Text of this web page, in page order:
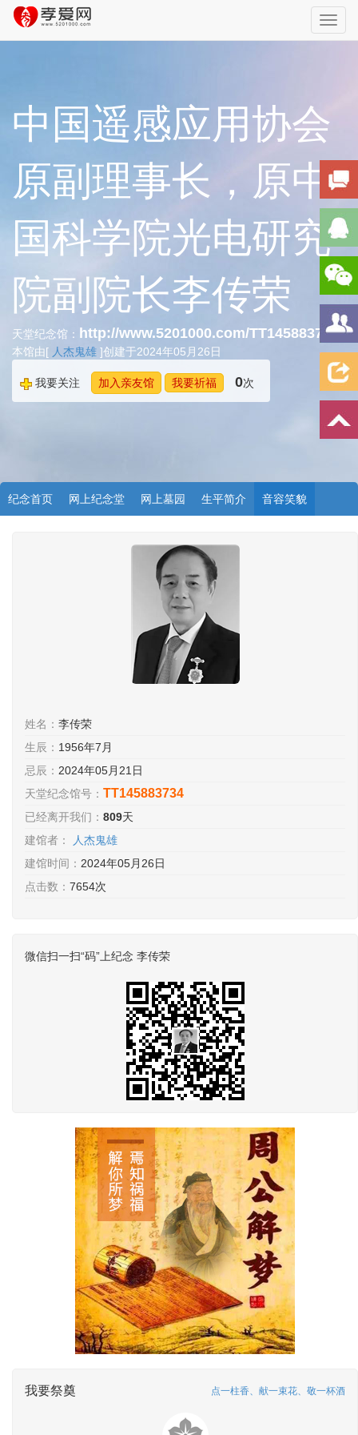
中国遥感应用协会
原副理事长，原中
国科学院光电研究
院副院长李传荣
天堂纪念馆： http://www.5201000.com/TT145883734
本馆由[ 人杰鬼雄 ]创建于2024年05月26日
我要关注 加入亲友馆 我要祈福 0次
纪念首页 网上纪念堂 网上墓园 生平简介 音容笑貌
姓名： 李传荣
生辰： 1956年7月
忌辰： 2024年05月21日
天堂纪念馆号： TT145883734
已经离开我们： 809天
建馆者：
人杰鬼雄
建馆时间： 2024年05月26日
点击数： 7654次
微信扫一扫“码”上纪念 李传荣
我要祭奠 点一柱香、献一束花、敬一杯酒